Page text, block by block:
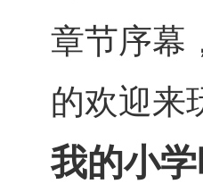
章节序幕
的欢迎来
我的小